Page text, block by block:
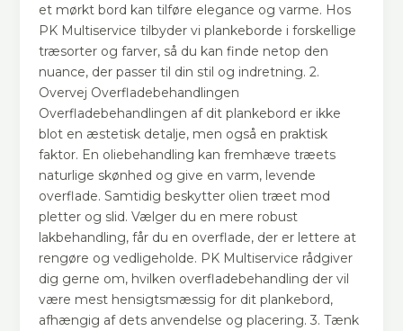
et mørkt bord kan tilføre elegance og varme. Hos
PK Multiservice tilbyder vi plankeborde i forskellige
træsorter og farver, så du kan finde netop den
nuance, der passer til din stil og indretning. 2.
Overvej Overfladebehandlingen
Overfladebehandlingen af dit plankebord er ikke
blot en æstetisk detalje, men også en praktisk
faktor. En oliebehandling kan fremhæve træets
naturlige skønhed og give en varm, levende
overflade. Samtidig beskytter olien træet mod
pletter og slid. Vælger du en mere robust
lakbehandling, får du en overflade, der er lettere at
rengøre og vedligeholde. PK Multiservice rådgiver
dig gerne om, hvilken overfladebehandling der vil
være mest hensigtsmæssig for dit plankebord,
afhængig af dets anvendelse og placering. 3. Tænk